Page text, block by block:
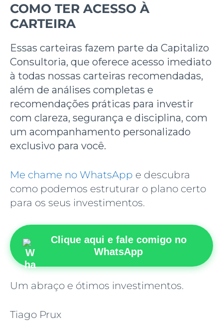
COMO TER ACESSO À
CARTEIRA
Essas carteiras fazem parte da Capitalizo
Consultoria, que oferece acesso imediato
à todas nossas carteiras recomendadas,
além de análises completas e
recomendações práticas para investir
com clareza, segurança e disciplina, com
um acompanhamento personalizado
exclusivo para você.
Me chame no WhatsApp e descubra
como podemos estruturar o plano certo
para os seus investimentos.
Clique aqui e fale comigo no
WhatsApp
Um abraço e ótimos investimentos.
Tiago Prux